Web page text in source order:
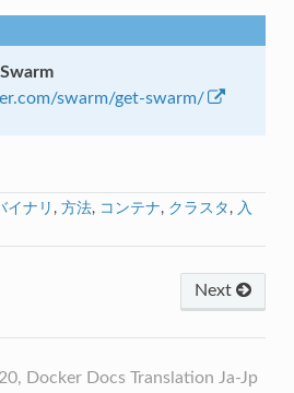
swarm/get-swarm/
イナリ , 方法, コンテナ, クラスタ , 入
Next
Docker Docs Translation Ja-Jp